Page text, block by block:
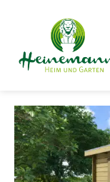
Magnolie
3x2m
Menge